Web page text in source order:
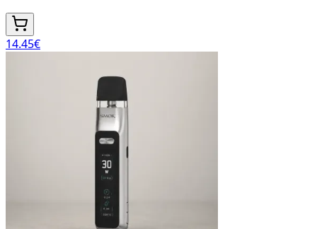
14.45€